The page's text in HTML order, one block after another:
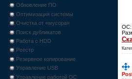
Обновление ПО
Оптимизация системы
Очистка от «мусора»
Поиск дубликатов
Работа с HDD
Реестр
Резервное копирование
Управление USB
Управление работой ОС
ОС: